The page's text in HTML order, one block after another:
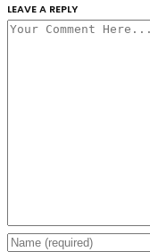
LEAVE A REPLY